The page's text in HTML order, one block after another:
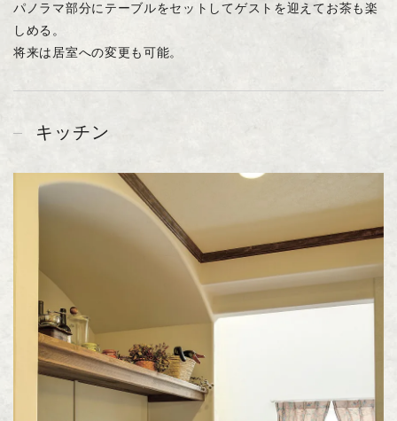
パノラマ部分にテーブルをセットしてゲストを迎えてお茶も楽
しめる。
将来は居室への変更も可能。
キッチン